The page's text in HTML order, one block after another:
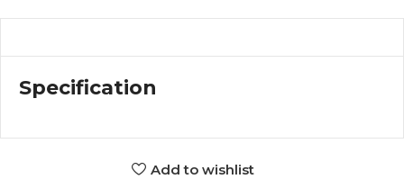
Specification
Add to wishlist